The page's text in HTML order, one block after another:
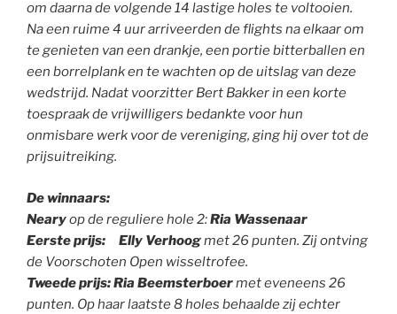
om daarna de volgende 14 lastige holes te voltooien.
Na een ruime 4 uur arriveerden de flights na elkaar om
te genieten van een drankje, een portie bitterballen en
een borrelplank en te wachten op de uitslag van deze
wedstrijd. Nadat voorzitter Bert Bakker in een korte
toespraak de vrijwilligers bedankte voor hun
onmisbare werk voor de vereniging, ging hij over tot de
prijsuitreiking.
De winnaars:
Nearyop de reguliere hole 2:Ria Wassenaar
Eerste prijs: Elly Verhoogmet 26 punten. Zij ontving
de Voorschoten Open wisseltrofee.
Tweede prijs: Ria Beemsterboermet eveneens 26
punten. Op haar laatste 8 holes behaalde zij echter